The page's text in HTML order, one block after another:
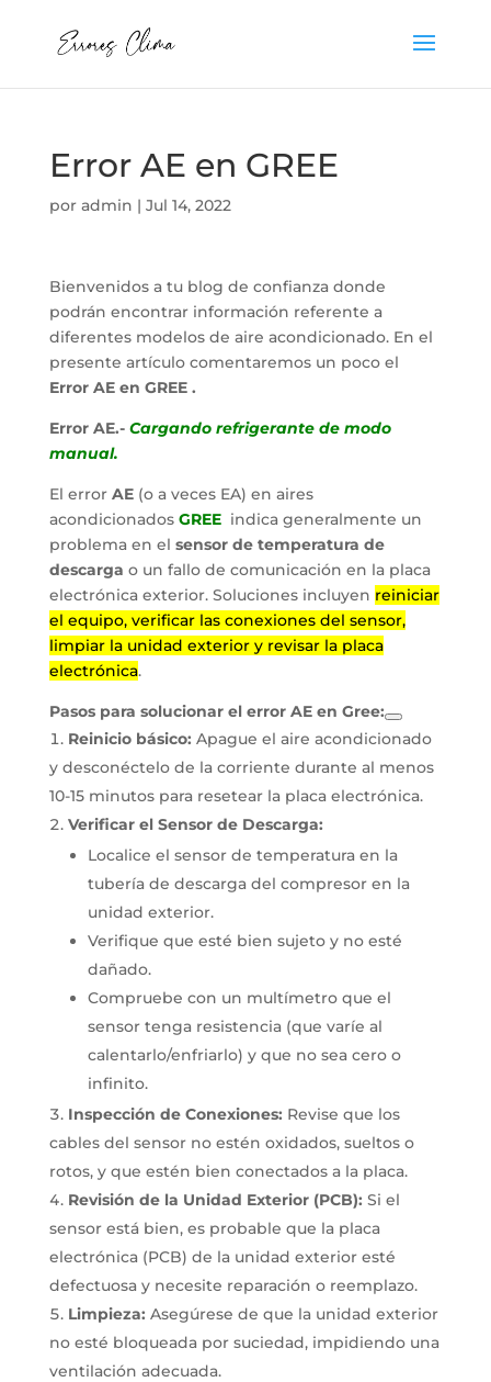
Error AE en GREE
por admin | Jul 14, 2022
Bienvenidos a tu blog de confianza donde
podrán encontrar información referente a
diferentes modelos de aire acondicionado. En el
presente artículo comentaremos un poco el
Error AE en GREE .
Error AE.-Cargando refrigerante de modo
manual.
El error AE(o a veces EA) en aires
acondicionados GREEindica generalmente un
problema en el sensor de temperatura de
descarga o un fallo de comunicación en la placa
electrónica exterior. Soluciones incluyen reiniciar
el equipo, verificar las conexiones del sensor,
limpiar la unidad exterior y revisar la placa
electrónica.
Pasos para solucionar el error AE en Gree:
Reinicio básico: Apague el aire acondicionado
y desconéctelo de la corriente durante al menos
10-15 minutos para resetear la placa electrónica.
Verificar el Sensor de Descarga:
Localice el sensor de temperatura en la
tubería de descarga del compresor en la
unidad exterior.
Verifique que esté bien sujeto y no esté
dañado.
Compruebe con un multímetro que el
sensor tenga resistencia (que varíe al
calentarlo/enfriarlo) y que no sea cero o
infinito.
Inspección de Conexiones: Revise que los
cables del sensor no estén oxidados, sueltos o
rotos, y que estén bien conectados a la placa.
Revisión de la Unidad Exterior (PCB): Si el
sensor está bien, es probable que la placa
electrónica (PCB) de la unidad exterior esté
defectuosa y necesite reparación o reemplazo.
Limpieza: Asegúrese de que la unidad exterior
no esté bloqueada por suciedad, impidiendo una
ventilación adecuada.